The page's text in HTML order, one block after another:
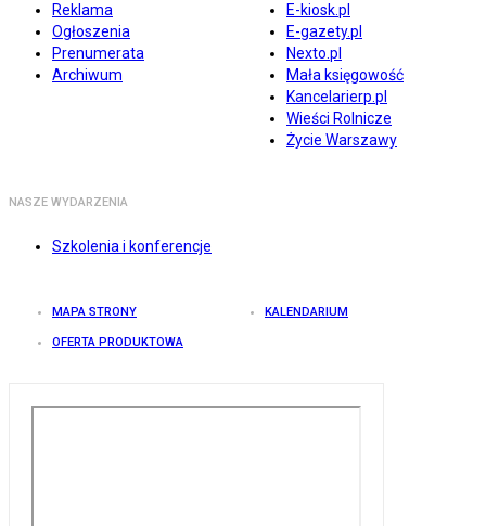
Reklama
Ogłoszenia
Prenumerata
Archiwum
E-kiosk.pl
E-gazety.pl
Nexto.pl
Mała księgowość
Kancelarierp.pl
Wieści Rolnicze
Życie Warszawy
NASZE WYDARZENIA
Szkolenia i konferencje
MAPA STRONY KALENDARIUM
OFERTA PRODUKTOWA